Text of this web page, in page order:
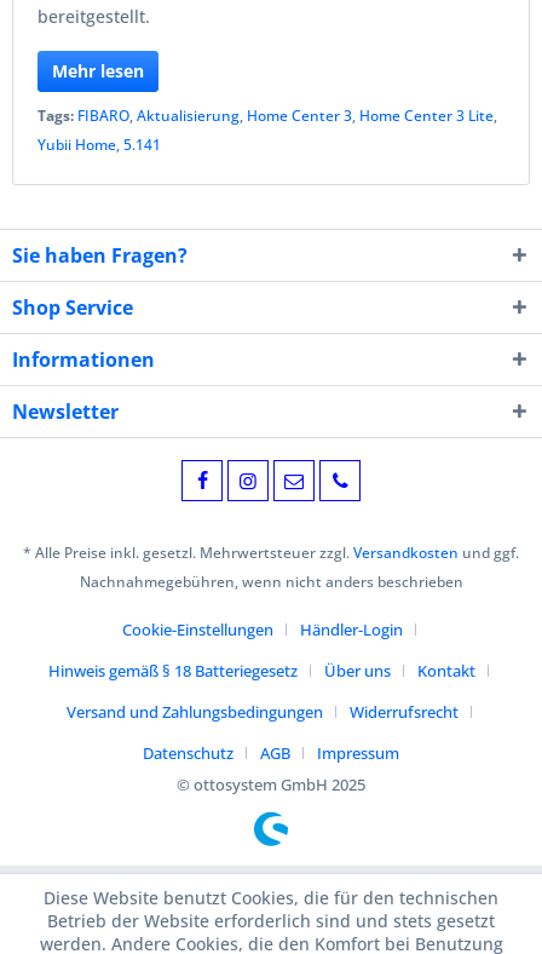
bereitgestellt.
Mehr lesen
Tags: FIBARO,Aktualisierung, Home Center 3, Home Center 3 Lite,
Yubii Home,5.141
Sie haben Fragen?
Shop Service
Informationen
Newsletter
* Alle Preise inkl. gesetzl. Mehrwertsteuer zzgl.Versandkosten und ggf.
Nachnahmegebühren, wenn nicht anders beschrieben
Cookie-Einstellungen
Händler-Login
Hinweis gemäß § 18 Batteriegesetz
Über uns
Kontakt
Versand und Zahlungsbedingungen
Widerrufsrecht
Datenschutz
AGB
Impressum
© ottosystem GmbH 2025
Diese Website benutzt Cookies, die für den technischen
Betrieb der Website erforderlich sind und stets gesetzt
werden. Andere Cookies, die den Komfort bei Benutzung